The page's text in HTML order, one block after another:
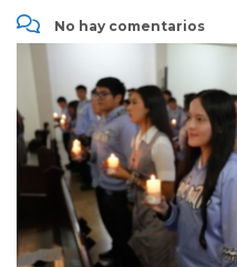
No hay comentarios